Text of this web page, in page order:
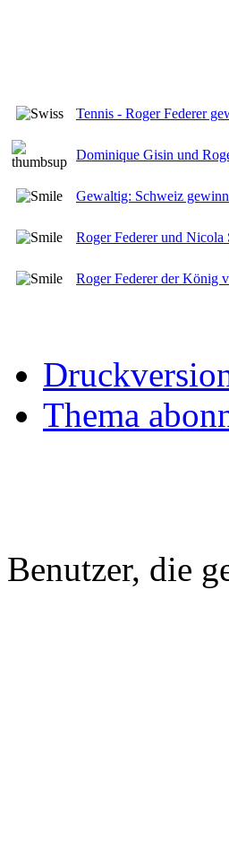
Tennis - Roger Federer
Dominique Gisin und
Gewaltig: Schweiz
Roger Federer und Nicola
Roger Federer der König
Thema
Benutzer, die